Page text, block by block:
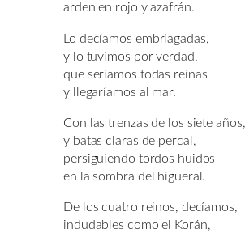
arden en rojo y azafrán.
Lo decíamos embriagadas,
y lo tuvimos por verdad,
que seríamos todas reinas
y llegaríamos al mar.
Con las trenzas de los siete años,
y batas claras de percal,
persiguiendo tordos huidos
en la sombra del higueral.
De los cuatro reinos, decíamos,
indudables como el Korán,